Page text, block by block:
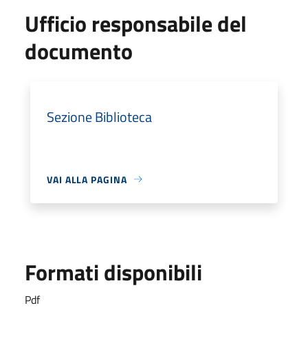
Ufficio responsabile del
documento
Sezione Biblioteca
VAI ALLA PAGINA
Formati disponibili
Pdf